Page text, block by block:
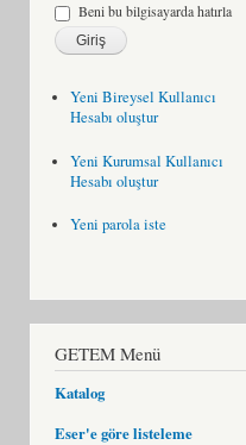
Beni bu bilgisayarda hatırla
Yeni Bireysel Kullanıcı
Hesabı oluştur
Yeni Kurumsal Kullanıcı
Hesabı oluştur
Yeni parola iste
GETEM Menü
Katalog
Eser'e göre listeleme